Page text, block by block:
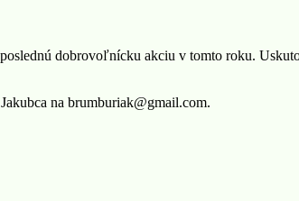
dobrovoľnícku akciu v tomto roku.
na brumburiak@gmail.com.